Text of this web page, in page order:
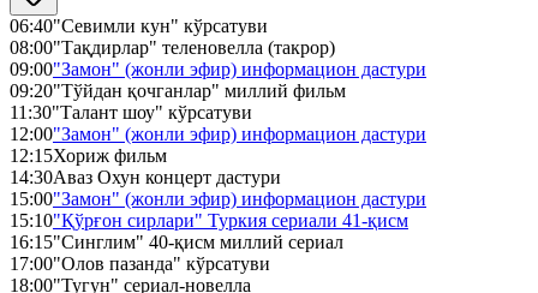
06:40"Севимли кун" кўрсатуви
08:00"Тақдирлар" теленовелла (такрор)
09:00"Замон" (жонли эфир) информацион дастури
09:20"Тўйдан қочганлар" миллий фильм
11:30"Талант шоу" кўрсатуви
12:00"Замон" (жонли эфир) информацион дастури
12:15Хориж фильм
14:30Аваз Охун концерт дастури
15:00"Замон" (жонли эфир) информацион дастури
15:10"Қўрғон сирлари" Туркия сериали 41-қисм
16:15"Синглим" 40-қисм миллий сериал
17:00"Олов пазанда" кўрсатуви
18:00"Тугун" сериал-новелла